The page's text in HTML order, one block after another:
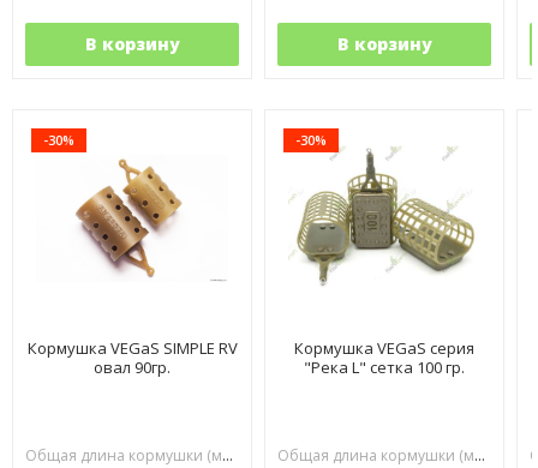
В корзину В корзину
-30%
Кормушка VEGaS SIMPLE RV
овал 90гр.
Общая длина кормушки (мм):
-30%
Кормушка VEGaS серия
"Река L" сетка 100 гр.
Общая длина кормушки (мм):